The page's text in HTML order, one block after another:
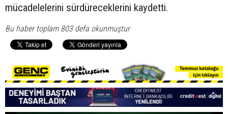
mücadelelerini sürdüreceklerini kaydetti.
Bu haber toplam 803 defa okunmuştur